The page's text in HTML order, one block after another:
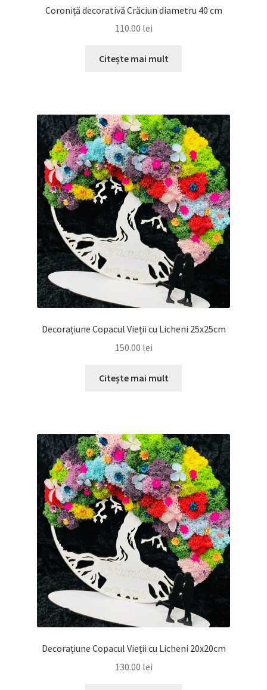
Coroniță decorativă Crăciun diametru 40 cm
110.00 lei
Citește mai mult
Decorațiune Copacul Vieții cu Licheni 25x25cm
150.00 lei
Citește mai mult
Decorațiune Copacul Vieții cu Licheni 20x20cm
130.00 lei